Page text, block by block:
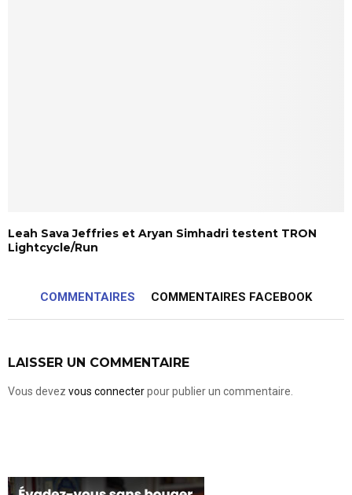
Leah Sava Jeffries et Aryan Simhadri testent TRON
Lightcycle/Run
COMMENTAIRES COMMENTAIRES FACEBOOK
LAISSER UN COMMENTAIRE
Vous devez vous connecterpour publier un commentaire.